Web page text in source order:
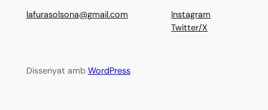
lafurasolsona@gmail.com
Instagram
Twitter/X
Dissenyat amb WordPress